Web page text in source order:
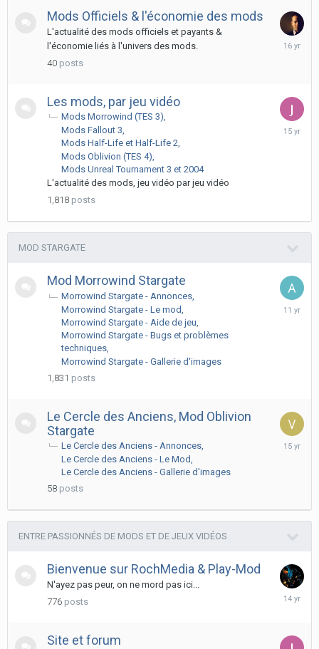
Mods Officiels & l'économie des mods
L'actualité des mods officiels et payants &
l'économie liés à l'univers des mods.
40 posts
Les mods, par jeu vidéo
Mods Morrowind (TES 3)
Mods Fallout 3
Mods Half-Life et Half-Life 2
Mods Oblivion (TES 4)
Mods Unreal Tournament 3 et 2004
L'actualité des mods, jeu vidéo par jeu vidéo
1,818 posts
June
MOD STARGATE
Mod Morrowind Stargate
Morrowind Stargate - Annonces
Morrowind Stargate - Le mod
Morrowind Stargate - Aide de jeu
Morrowind Stargate - Bugs et problèmes
techniques
Morrowind Stargate - Gallerie d'images
1,831 posts
Le Cercle des Anciens, Mod Oblivion
Stargate
Le Cercle des Anciens - Annonces
Le Cercle des Anciens - Le Mod
Le Cercle des Anciens - Gallerie d'images
58 posts
July
ENTRE PASSIONNÉS DE MODS ET DE JEUX VIDÉOS
Bienvenue sur RochMedia & Play-Mod
N'ayez pas peur, on ne mord pas ici...
776 posts
Site et forum